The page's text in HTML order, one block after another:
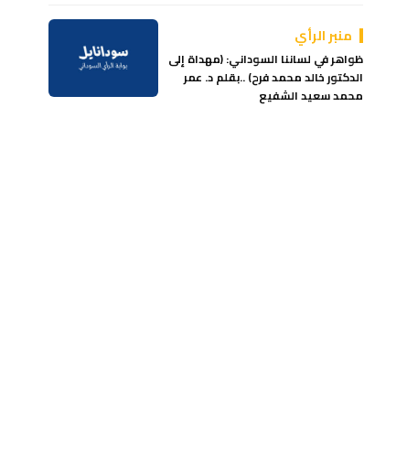
منبر الرأي
ظواهر في لساننا السوداني: (مهداة إلى
الدكتور خالد محمد فرح) ..بقلم د. عمر
محمد سعيد الشفيع